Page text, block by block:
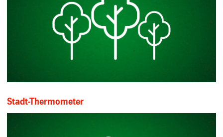
Stadt-Thermometer